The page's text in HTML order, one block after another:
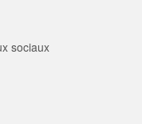
sociaux